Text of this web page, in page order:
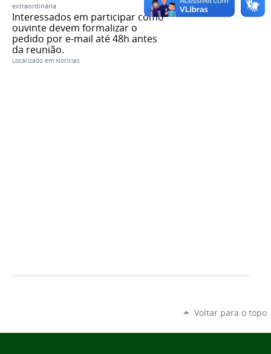
extraordinária
Interessados em participar como
ouvinte devem formalizar o
pedido por e-mail até 48h antes
da reunião.
Localizado em Notícias
Voltar para o topo